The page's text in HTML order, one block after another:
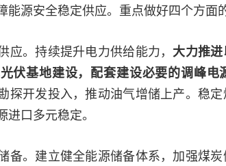
能源安全稳定供应。重点做好四个方面
应。持续提升电力供给能力， 大力推
伏基地建设，配套建设必要的调峰电
探开发投入，推动油气增储上产。稳
口多元稳定。
备。建立健全能源储备体系，加强煤